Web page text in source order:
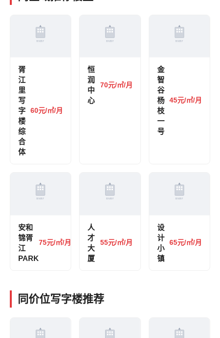
胥
江
里
写
字
楼
综
合
体
60元/㎡/月
恒
润
中
心
70元/㎡/月
金
智
谷
杨
枝
一
号
45元/㎡/月
安和
锦胥
江
PARK
75元/㎡/月
人
才
大
厦
55元/㎡/月
设
计
小
镇
65元/㎡/月
同价位写字楼推荐